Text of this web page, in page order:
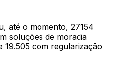
até o momento, 27.154
soluções de moradia
19.505 com regularização